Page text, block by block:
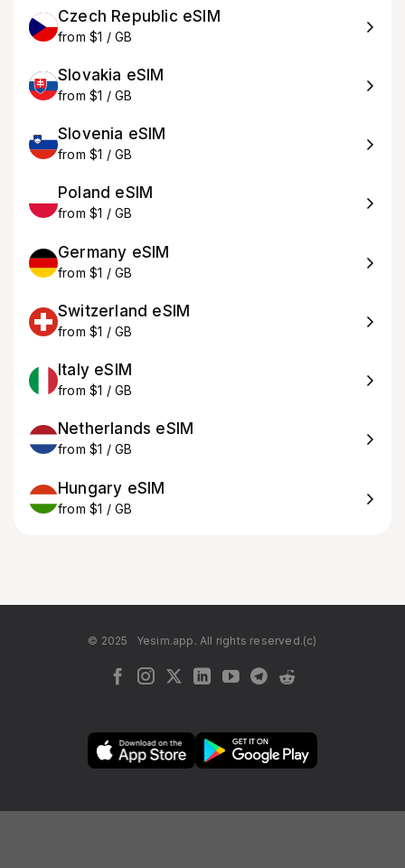
Czech Republic eSIM
from $1 / GB
Slovakia eSIM
from $1 / GB
Slovenia eSIM
from $1 / GB
Poland eSIM
from $1 / GB
Germany eSIM
from $1 / GB
Switzerland eSIM
from $1 / GB
Italy eSIM
from $1 / GB
Netherlands eSIM
from $1 / GB
Hungary eSIM
from $1 / GB
© 2025 Yesim.app. All rights reserved.(c)